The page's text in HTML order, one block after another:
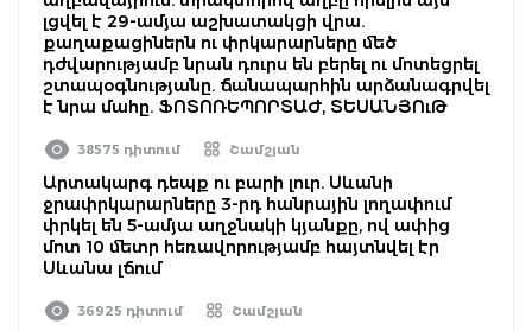
լցվել է 29-ամյա աշխատակցի վրա.
քաղաքացիներն ու փրկարարները մեծ
դժվարությամբ նրան դուրս են բերել ու մոտեցրել
շտապօգնությանը. ճանապարհին արձանագրվել
է նրա մահը. ՖՈՏՈՌԵՊՈՐՏԱԺ, ՏԵՍԱՆՅՈւԹ
38575 դիտում Շամշյան
Արտակարգ դեպք ու բարի լուր. Սևանի
ջրափրկարարները 3-րդ հանրային լողափում
փրկել են 5-ամյա աղջնակի կյանքը, ով ափից
մոտ 10 մետր հեռավորությամբ հայտնվել էր
Սևանա լճում
36925 դիտում Շամշյան